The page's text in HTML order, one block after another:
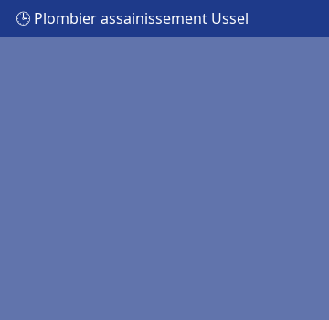
🕒 Plombier assainissement Ussel